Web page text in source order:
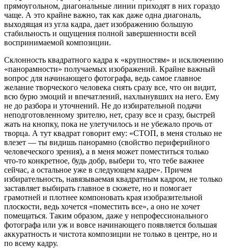
прямоугольном, диагональные линии приходят в них гораздо
чаще. А это крайне важно, так как даже одна диагональ,
выходящая из угла кадра, дает изображению большую
стабильность и ощущения полной завершенности всей
воспринимаемой композиции.
Склонность квадратного кадра к «крупностям» и исключению
«панорамности» получаемых изображений. Крайне важный
вопрос для начинающего фотографа, ведь самое главное
желание творческого человека снять сразу все, что он видит,
всю бурю эмоций и впечатлений, нахлынувших на него. Ему
не до разбора и уточнений. Не до избирательной подачи
неподготовленному зрителю, нет, сразу все и сразу, быстрей
жать на кнопку, пока не улетучилось и не убежало прочь от
творца. А тут квадрат говорит ему: «СТОП, в меня столько не
влезет — ты видишь панорамно (свойство периферийного
человеческого зрения), а в меня может поместиться только
что-то конкретное, будь добр, выбери то, что тебе важнее
сейчас, а остальное уже в следующем кадре». Причем
избирательность, навязываемая квадратным кадром, не только
заставляет выбирать главное в сюжете, но и помогает
грамотней и плотнее компоновать края изобразительной
плоскости, ведь хочется «поместить все», а оно не хочет
помещаться. Таким образом, даже у непрофессионального
фотографа или уж и вовсе начинающего появляется большая
аккуратность и чистота композиции не только в центре, но и
по всему кадру.